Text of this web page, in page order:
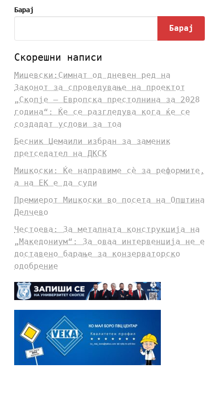
Барај
Барај
Скорешни написи
Мицевски:Симнат од дневен ред на
Законот за спроведување на проектот
„Скопје – Европска престолнина за 2028
година“: Ќе се разгледува кога ќе се
создадат услови за тоа
Бесник Џемаили избран за заменик
претседател на ДКСК
Мицкоски: Ќе направиме сè за реформите,
а на ЕК е да суди
Премиерот Мицкоски во посета на Општина
Делчево
Честоева: За металната конструкција на
„Македониум“: За оваа интервенција не е
доставено барање за конзерваторско
одобрение